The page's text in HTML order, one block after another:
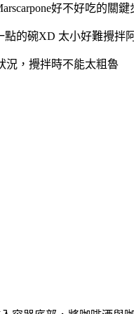
好不好吃的關鍵
的碗XD 太小好難攪拌
況，攪拌時不能太粗魯